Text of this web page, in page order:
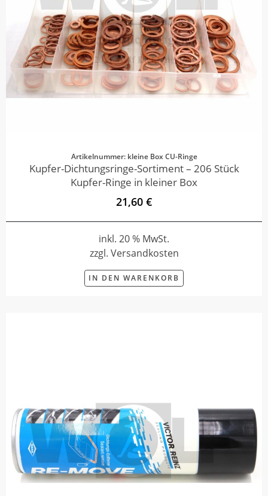
Artikelnummer: kleine Box CU-Ringe
Kupfer-Dichtungsringe-Sortiment – 206 Stück
Kupfer-Ringe in kleiner Box
21,60 €
inkl. 20 % MwSt.
zzgl. Versandkosten
IN DEN WARENKORB